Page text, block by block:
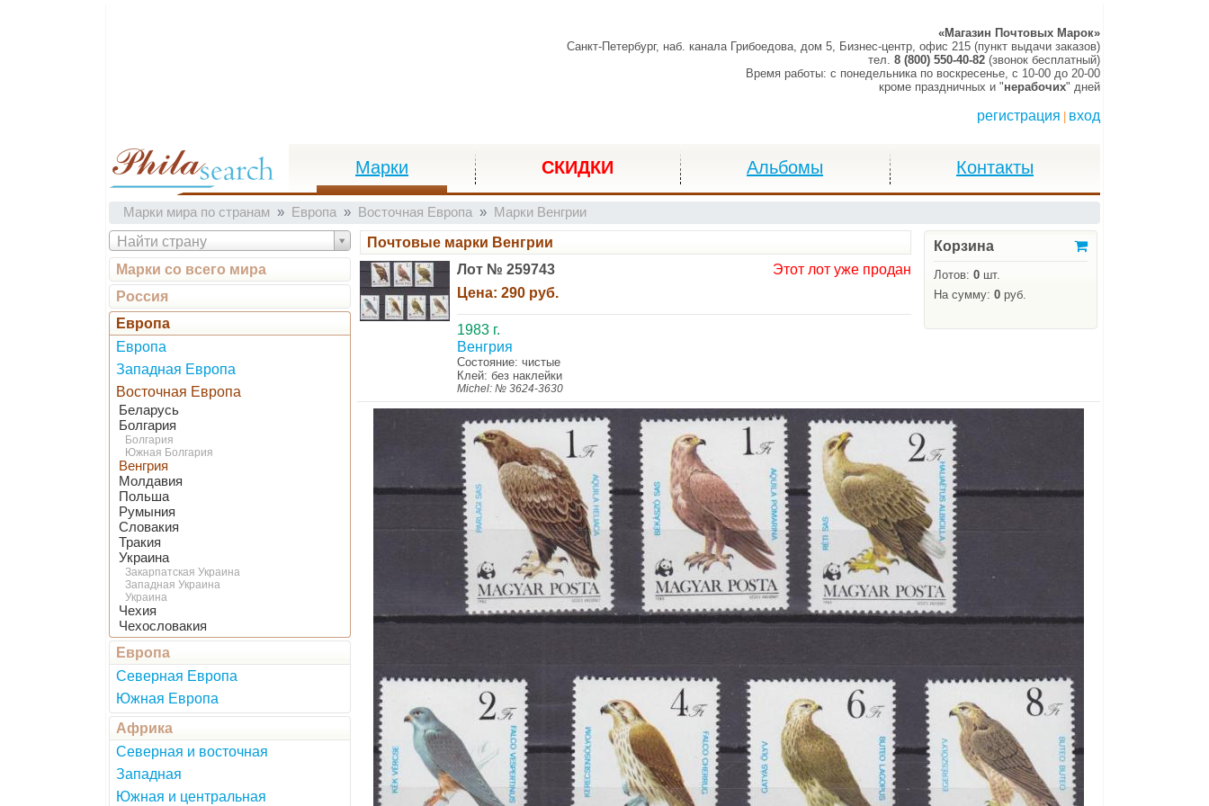
«Магазин Почтовых Марок»
Санкт-Петербург, наб. канала Грибоедова, дом 5, Бизнес-центр, офис 215 (пункт выдачи заказов)
тел. 8 (800) 550-40-82 (звонок бесплатный)
Время работы: c понедельника по воскресенье, c 10-00 до 20-00
кроме праздничных и "нерабочих" дней
регистрация вход
Марки СКИДКИ Альбомы Контакты
Марки мира по странам Европа Восточная Европа Марки Венгрии
Найти страну
Марки со всего мира
Россия
Европа
Европа
Западная Европа
Восточная Европа
Беларусь
Болгария
Болгария
Южная Болгария
Венгрия
Молдавия
Польша
Румыния
Словакия
Тракия
Украина
Закарпатская Украина
Западная Украина
Украина
Чехия
Чехословакия
Европа
Северная Европа
Южная Европа
Африка
Северная и восточная
Западная
Южная и центральная
Корзина
Лотов:0 шт.
На сумму:0 руб.
Почтовые марки Венгрии
Лот № 259743
Цена: 290 руб.
Этот лот уже продан
1983 г.
Венгрия
Состояние: чистые
Клей: без наклейки
Michel: № 3624-3630